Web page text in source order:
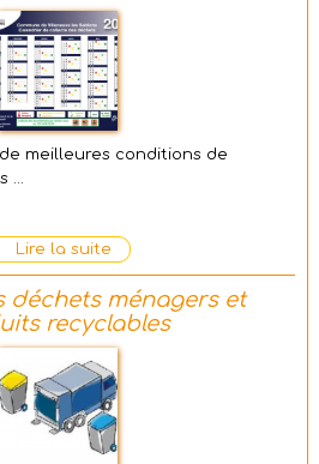
meilleures conditions de
...
Lire la suite
déchets ménagers et
recyclables